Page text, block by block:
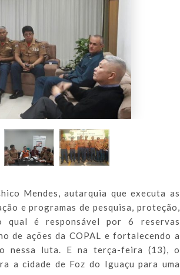
Mendes, autarquia que executa as
e programas de pesquisa, proteção,
qual é responsável por 6 reservas
de ações da COPAL e fortalecendo a
nessa luta. E na terça-feira (13), o
a cidade de Foz do Iguaçu para uma